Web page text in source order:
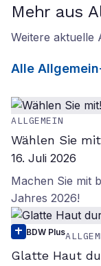
Mehr aus
Weitere aktuelle
Alle Allgemein
ALLGEMEIN
Wählen Sie
16. Juli 2026
Machen Sie mit
Jahres 2026!
BDW Plus
Glatte Haut